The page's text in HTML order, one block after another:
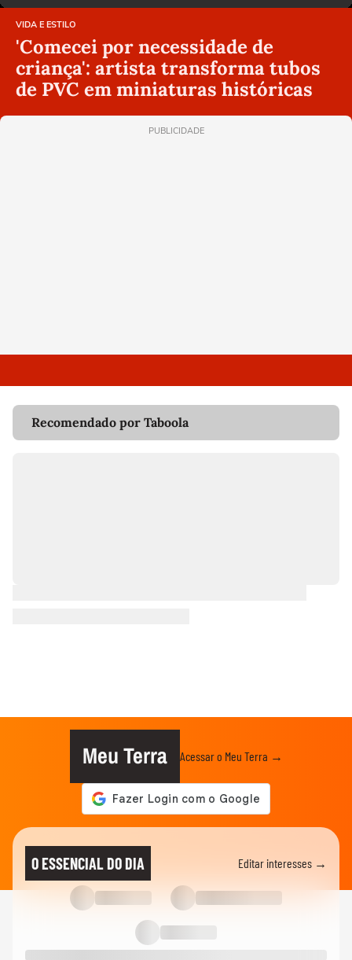
VIDA E ESTILO
'Comecei por necessidade de
criança': artista transforma tubos
de PVC em miniaturas históricas
PUBLICIDADE
Recomendado por Taboola
Meu Terra Acessar o Meu Terra →
O ESSENCIAL DO DIA Editar interesses →